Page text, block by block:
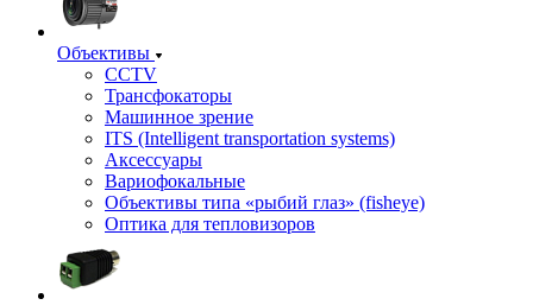
Объективы
CCTV
Трансфокаторы
Машинное зрение
ITS (Intelligent transportation systems)
Аксессуары
Вариофокальные
Объективы типа «рыбий глаз» (fisheye)
Оптика для тепловизоров